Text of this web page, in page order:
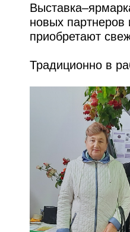
новых партнеров
приобретают
Традиционно в